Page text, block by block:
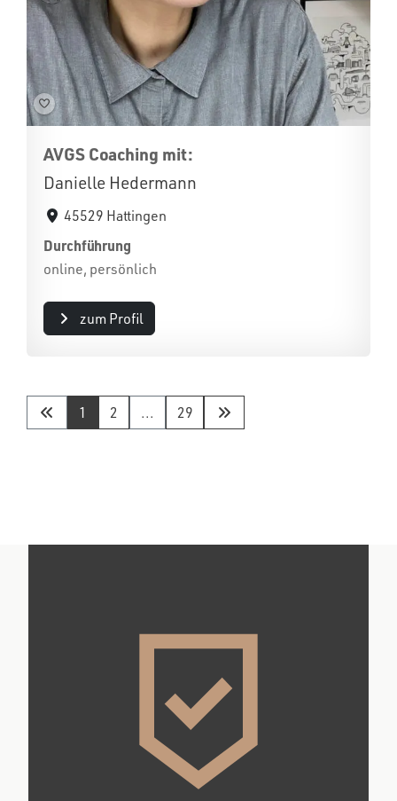
AVGS Coaching mit:
Danielle Hedermann
45529 Hattingen
Durchführung
online, persönlich
zum Profil
1 2 ... 29